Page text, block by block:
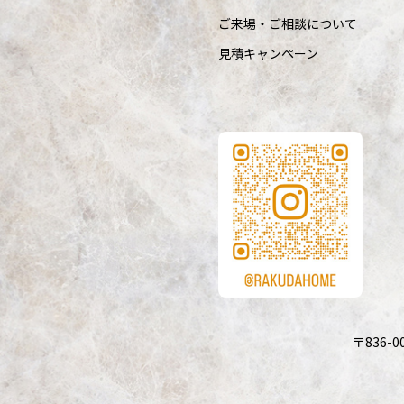
ご来場・ご相談について
見積キャンペーン
〒836-